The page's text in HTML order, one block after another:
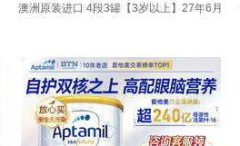
澳洲原装进口 4段3罐【3岁以上】27年6月